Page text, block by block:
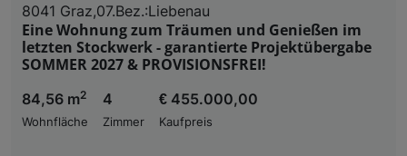
8041 Graz,07.Bez.:Liebenau
Eine Wohnung zum Träumen und Genießen im
letzten Stockwerk - garantierte Projektübergabe
SOMMER 2027 & PROVISIONSFREI!
84,56 m2
Wohnfläche
4
Zimmer
€ 455.000,00
Kaufpreis